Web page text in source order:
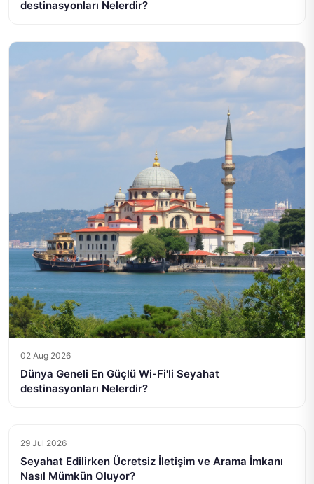
destinasyonları Nelerdir?
02 Aug 2026
Dünya Geneli En Güçlü Wi-Fi'li Seyahat
destinasyonları Nelerdir?
29 Jul 2026
Seyahat Edilirken Ücretsiz İletişim ve Arama İmkanı
Nasıl Mümkün Oluyor?